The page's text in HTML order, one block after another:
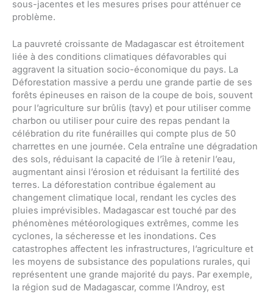
sous-jacentes et les mesures prises pour atténuer ce
problème.
La pauvreté croissante de Madagascar est étroitement
liée à des conditions climatiques défavorables qui
aggravent la situation socio-économique du pays. La
Déforestation massive a perdu une grande partie de ses
forêts épineuses en raison de la coupe de bois, souvent
pour l’agriculture sur brûlis (tavy) et pour utiliser comme
charbon ou utiliser pour cuire des repas pendant la
célébration du rite funérailles qui compte plus de 50
charrettes en une journée. Cela entraîne une dégradation
des sols, réduisant la capacité de l’île à retenir l’eau,
augmentant ainsi l’érosion et réduisant la fertilité des
terres. La déforestation contribue également au
changement climatique local, rendant les cycles des
pluies imprévisibles. Madagascar est touché par des
phénomènes météorologiques extrêmes, comme les
cyclones, la sécheresse et les inondations. Ces
catastrophes affectent les infrastructures, l’agriculture et
les moyens de subsistance des populations rurales, qui
représentent une grande majorité du pays. Par exemple,
la région sud de Madagascar, comme l’Androy, est